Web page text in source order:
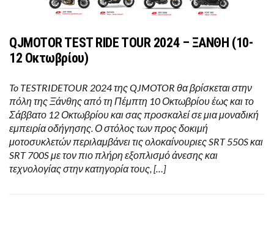
QJMOTOR TEST RIDE TOUR 2024 – ΞΑΝΘΗ (10-
12 Οκτωβρίου)
To TESTRIDETOUR 2024 της QJMOTOR θα βρίσκεται στην
πόλη της Ξάνθης από τη Πέμπτη 10 Οκτωβρίου έως και το
Σάββατο 12 Οκτωβρίου και σας προσκαλεί σε μια μοναδική
εμπειρία οδήγησης. Ο στόλος των προς δοκιμή
μοτοσυκλετών περιλαμβάνει τις ολοκαίνουριες SRT 550S και
SRT 700S με τον πιο πλήρη εξοπλισμό άνεσης και
τεχνολογίας στην κατηγορία τους, […]